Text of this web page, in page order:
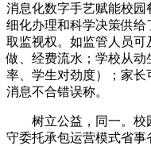
消息化数字手艺赋能校
细化办理和科学决策供
取监视权。如监管人员
做、经费流水；学校从动
率、学生对劲度）；家
消息不合错误称。
树立公益，同一。校
守委托承包运营模式省